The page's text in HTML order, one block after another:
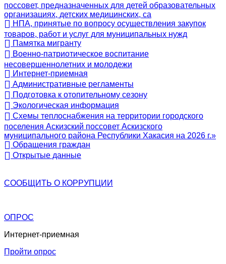
поссовет, предназначенных для детей образовательных
организациях, детских медицинских, са
НПА, принятые по вопросу осуществления закупок
товаров, работ и услуг для муниципальных нужд
Памятка мигранту
Военно-патриотическое воспитание
несовершеннолетних и молодежи
Интернет-приемная
Административные регламенты
Подготовка к отопительному сезону
Экологическая информация
Схемы теплоснабжения на территории городского
поселения Аскизский поссовет Аскизского
муниципального района Республики Хакасия на 2026 г.»
Обращения граждан
Открытые данные
СООБЩИТЬ О КОРРУПЦИИ
ОПРОС
Интернет-приемная
Пройти опрос